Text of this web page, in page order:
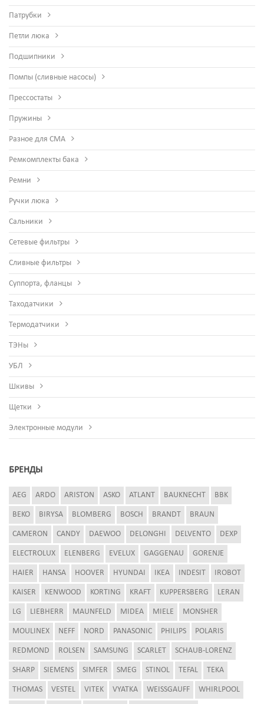
Патрубки
Петли люка
Подшипники
Помпы (сливные насосы)
Прессостаты
Пружины
Разное для СМА
Ремкомплекты бака
Ремни
Ручки люка
Сальники
Сетевые фильтры
Сливные фильтры
Суппорта, фланцы
Таходатчики
Термодатчики
ТЭНы
УБЛ
Шкивы
Щетки
Электронные модули
БРЕНДЫ
AEG ARDO ARISTON ASKO ATLANT BAUKNECHT BBK
BEKO BIRYSA BLOMBERG BOSCH BRANDT BRAUN
CAMERON CANDY DAEWOO DELONGHI DELVENTO DEXP
ELECTROLUX ELENBERG EVELUX GAGGENAU GORENJE
HAIER HANSA HOOVER HYUNDAI IKEA INDESIT IROBOT
KAISER KENWOOD KORTING KRAFT KUPPERSBERG LERAN
LG LIEBHERR MAUNFELD MIDEA MIELE MONSHER
MOULINEX NEFF NORD PANASONIC PHILIPS POLARIS
REDMOND ROLSEN SAMSUNG SCARLET SCHAUB-LORENZ
SHARP SIEMENS SIMFER SMEG STINOL TEFAL TEKA
THOMAS VESTEL VITEK VYATKA WEISSGAUFF WHIRLPOOL